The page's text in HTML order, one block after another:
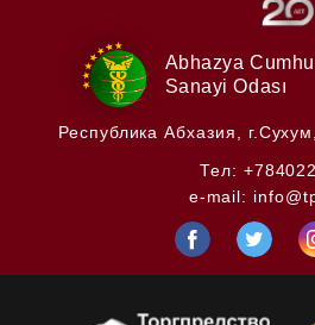
Abhazya
Sanayi Odası
Республика Абхазия,
Тел:
e-mail: